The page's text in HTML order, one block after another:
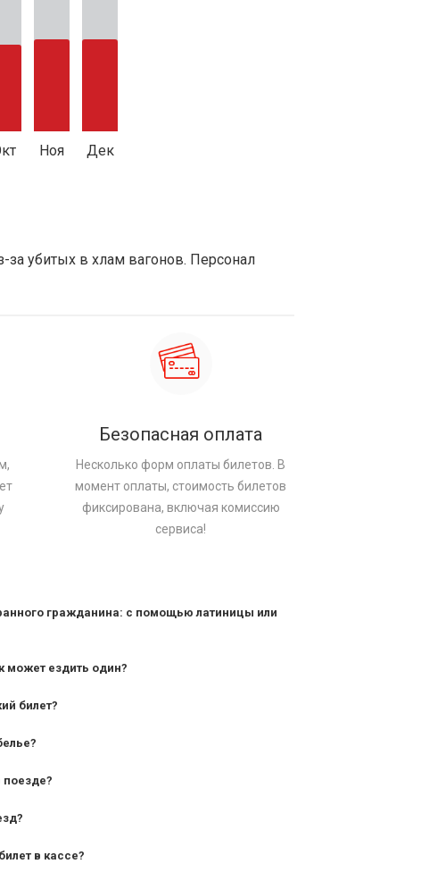
Ноя Дек
убитых в хлам вагонов. Персонал
Безопасная оплата
Несколько форм оплаты билетов. В
момент оплаты, стоимость билетов
фиксирована, включая комиссию
сервиса!
гражданина: с помощью латиницы или
может ездить один?
— от 10 лет и старше;
билет?
поезде?
в кассе?